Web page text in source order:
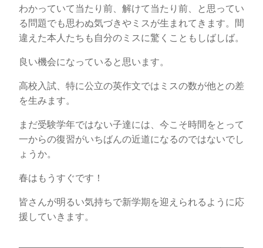
わかっていて当たり前、解けて当たり前、と思ってい
る問題でも思わぬ気づきやミスが生まれてきます。間
違えた本人たちも自分のミスに驚くこともしばしば。
良い機会になっていると思います。
高校入試、特に公立の英作文ではミスの数が他との差
を生みます。
まだ受験学年ではない子達には、今こそ時間をとって
一からの復習がいちばんの近道になるのではないでし
ょうか。
春はもうすぐです！
皆さんが明るい気持ちで新学期を迎えられるように応
援していきます。